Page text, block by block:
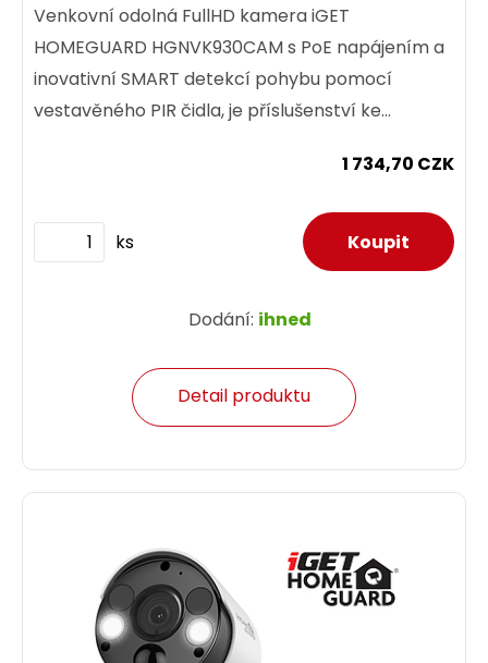
Venkovní odolná FullHD kamera iGET
HOMEGUARD HGNVK930CAM s PoE napájením a
inovativní SMART detekcí pohybu pomocí
vestavěného PIR čidla, je příslušenství ke
1 734,70 CZK
ks
Dodání: ihned
Detail produktu